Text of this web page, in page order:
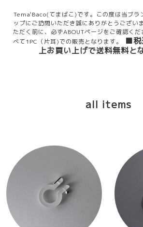
Tema'Baco(てまばこ)です。 この度は当ブラ
ップにご訪問いただき誠にありがとうございま
ただく前に、必ずABOUTページをご確認くだ
べて1PC（片耳)での販売となります。
■税
上お買い上げで送料無料と
all items